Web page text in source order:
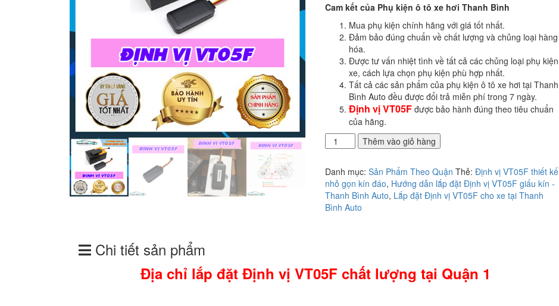
gốc
1.500.000₫.
hiện
là:
1.390.000₫.
Cam kết của Phụ kiện ô tô xe hơi Thanh Bình
Mua phụ kiện chính hãng với giá tốt nhất.
Đảm bảo đúng chuẩn về chất lượng và chủng loại hàng
hóa.
Được tư vấn nhiệt tình về tất cả các chủng loại phụ kiện
xe, cách lựa chọn phụ kiện phù hợp nhất.
Tất cả các sản phẩm của phụ kiện ô tô xe hơi tại Thanh
Bình Auto đều được đổi trả miễn phí trong 7 ngày.
Định vị VT05F được bảo hành đúng theo tiêu chuẩn
của hãng.
Địa
chỉ
đặt
Định
vị
VT05F
1
số
Thêm vào giỏ hàng
Danh mục: Sản Phẩm Theo Quận Thẻ: Định vị VT05F thiết kế
nhỏ gọn kín đáo, Hướng dẫn lắp đặt Định vị VT05F giấu kín -
Thanh Bình Auto, Lắp đặt Định vị VT05F cho xe tại Thanh
Bình Auto
Chi tiết sản phẩm
Địa chỉ lắp đặt Định vị VT05F chất lượng tại Quận 1